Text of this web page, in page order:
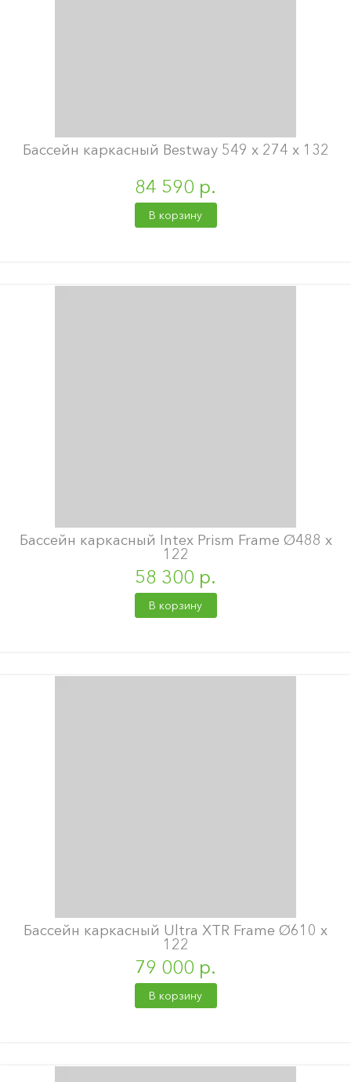
Бассейн каркасный Bestway 549 х 274 х 132
84 590 р.
В корзину
Бассейн каркасный Intex Prism Frame Ø488 х
122
58 300 р.
В корзину
Бассейн каркасный Ultra XTR Frame Ø610 х
122
79 000 р.
В корзину